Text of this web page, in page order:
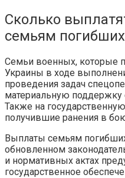
Сколько
семьям
Семьи военных, которые
Украины в ходе
проведения задач
материальную поддержку
Также на
получившие ранения в
Выплаты семьям
обновленном
и нормативных актах
государственное